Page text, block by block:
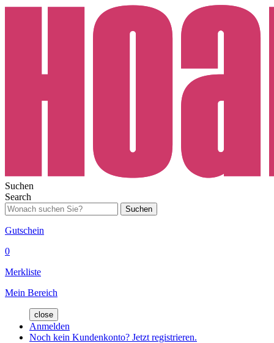
Suchen
Search
Suchen
Gutschein
0
Merkliste
Mein Bereich
close
Anmelden
Noch kein Kundenkonto? Jetzt registrieren.